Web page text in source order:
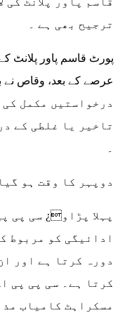
ترجیح بھی ہے ۔
پورٹ قاسم پاور پلانٹ
درخواستیں مکمل
تاخیر یا غلطی کے
دوپہر کا وقت ہو
پہلا پڑاو¿ سی پی
ادائیگی کو مربوط
دورہ کرتا ہے اور
کرتا ہے۔ سی پی پی
مسکراہٹ کامیاب